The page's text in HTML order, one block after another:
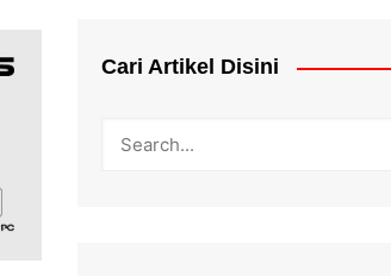
Cari Artikel Disini